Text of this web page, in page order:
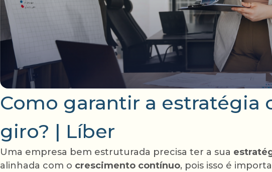
Como garantir a estratégia
giro? | Líber
Uma empresa bem estruturada precisa ter a sua
alinhada com o crescimento contínuo, pois isso é